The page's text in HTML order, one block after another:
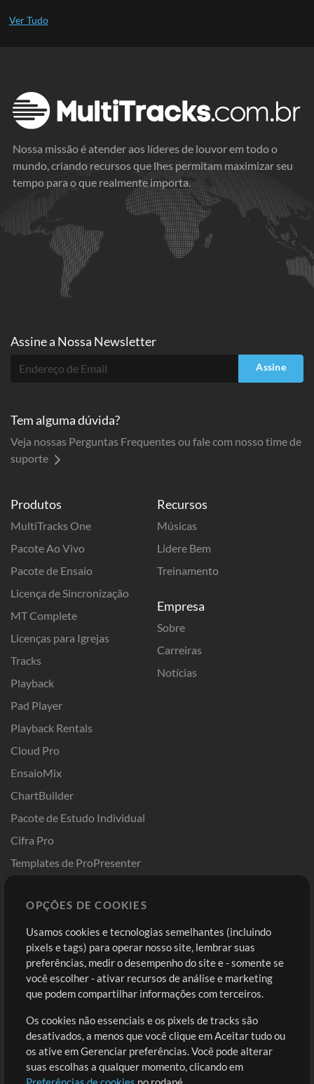
Nossa missão é atender aos líderes de louvor em todo o
mundo, criando recursos que lhes permitam maximizar seu
tempo para o que realmente importa.
Produtos
MultiTracks One
Pacote Ao Vivo
Pacote de Ensaio
Licença de Sincronização
MT Complete
Licenças para Igrejas
Tracks
Playback
Pad Player
Playback Rentals
Cloud Pro
EnsaioMix
ChartBuilder
Pacote de Estudo Individual
Cifra Pro
Templates de ProPresenter
Recursos
Músicas
Lidere Bem
Treinamento
Empresa
Sobre
Carreiras
Notícias
Comprar Créditos
Conteúdo Grátis
Solicite uma Música
Extras
Sessões
Envie seu conteúdo
Entre
Cadastre-se
Ir ao carrinho
Assine a Nossa Newsletter
Assine
Tem alguma dúvida?
Veja nossas Perguntas Frequentes ou fale com nosso time de
suporte
OPÇÕES DE COOKIES
Usamos cookies e tecnologias semelhantes (incluindo
pixels e tags) para operar nosso site, lembrar suas
preferências, medir o desempenho do site e - somente se
você escolher - ativar recursos de análise e marketing
que podem compartilhar informações com terceiros.
Os cookies não essenciais e os pixels de tracks são
desativados, a menos que você clique em Aceitar tudo ou
os ative em Gerenciar preferências. Você pode alterar
suas escolhas a qualquer momento, clicando em